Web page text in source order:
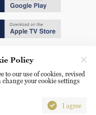
Policy
to our use of cookies, revised
your cookie settings
I agree